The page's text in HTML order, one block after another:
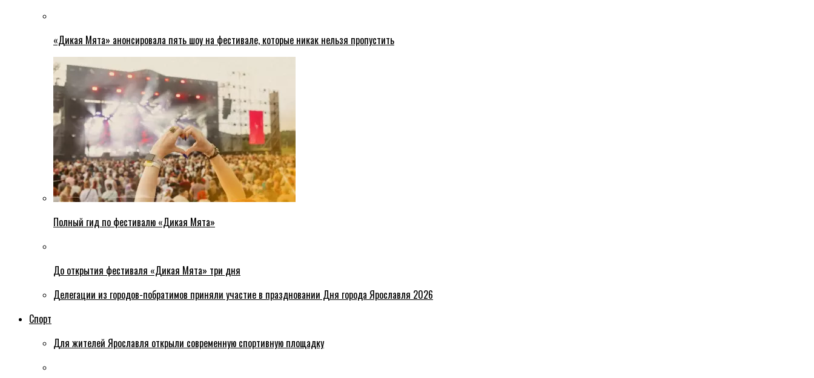
«Дикая Мята» анонсировала пять шоу на фестивале, которые никак нельзя пропустить
Полный гид по фестивалю «Дикая Мята»
До открытия фестиваля «Дикая Мята» три дня
Делегации из городов-побратимов приняли участие в праздновании Дня города Ярославля 2026
Спорт
Для жителей Ярославля открыли современную спортивную площадку